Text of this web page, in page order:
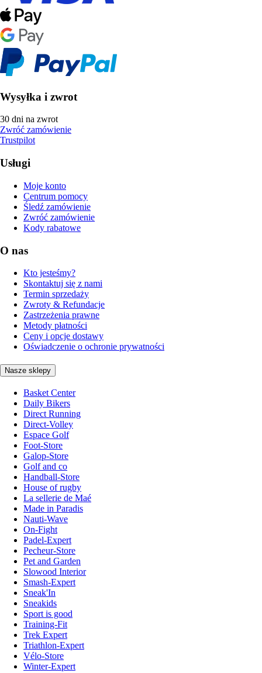
Wysyłka i zwrot
30 dni na zwrot
Zwróć zamówienie
Trustpilot
Usługi
Moje konto
Centrum pomocy
Śledź zamówienie
Zwróć zamówienie
Kody rabatowe
O nas
Kto jesteśmy?
Skontaktuj się z nami
Termin sprzedaży
Zwroty & Refundacje
Zastrzeżenia prawne
Metody płatności
Ceny i opcje dostawy
Oświadczenie o ochronie prywatności
Nasze sklepy
Basket Center
Daily Bikers
Direct Running
Direct-Volley
Espace Golf
Foot-Store
Galop-Store
Golf and co
Handball-Store
House of rugby
La sellerie de Maé
Made in Paradis
Nauti-Wave
On-Fight
Padel-Expert
Pecheur-Store
Pet and Garden
Slowood Interior
Smash-Expert
Sneak'In
Sneakids
Sport is good
Training-Fit
Trek Expert
Triathlon-Expert
Vélo-Store
Winter-Expert